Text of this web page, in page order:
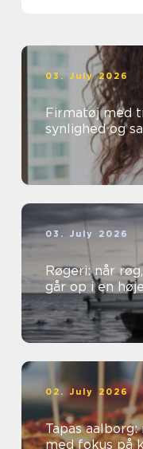
03. July 2026
Firmatøj med
synlighed og
03. July 2026
Røgeri: når
går op i en
02. July 2026
Tapas
med fokus på